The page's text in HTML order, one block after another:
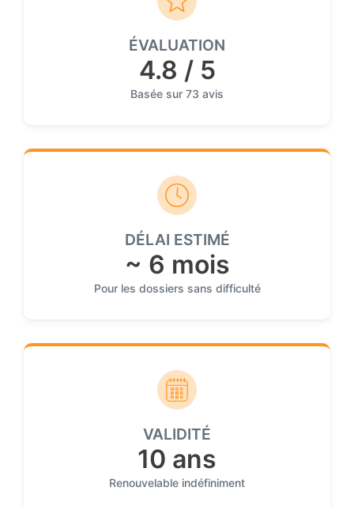
ÉVALUATION
4.8 / 5
Basée sur 73 avis
DÉLAI ESTIMÉ
~ 6 mois
Pour les dossiers sans difficulté
VALIDITÉ
10 ans
Renouvelable indéfiniment